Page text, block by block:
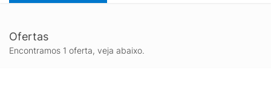
Ofertas
Encontramos 1 oferta, veja abaixo.